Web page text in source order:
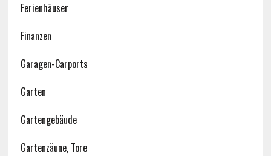
Ferienhäuser
Finanzen
Garagen-Carports
Garten
Gartengebäude
Gartenzäune, Tore